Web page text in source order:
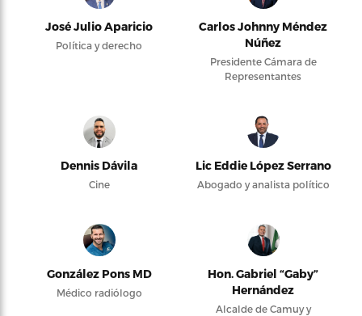
José Julio Aparicio
Política y derecho
Carlos Johnny Méndez
Núñez
Presidente Cámara de
Representantes
Dennis Dávila
Cine
Lic Eddie López Serrano
Abogado y analista político
González Pons MD
Médico radiólogo
Hon. Gabriel “Gaby”
Hernández
Alcalde de Camuy y